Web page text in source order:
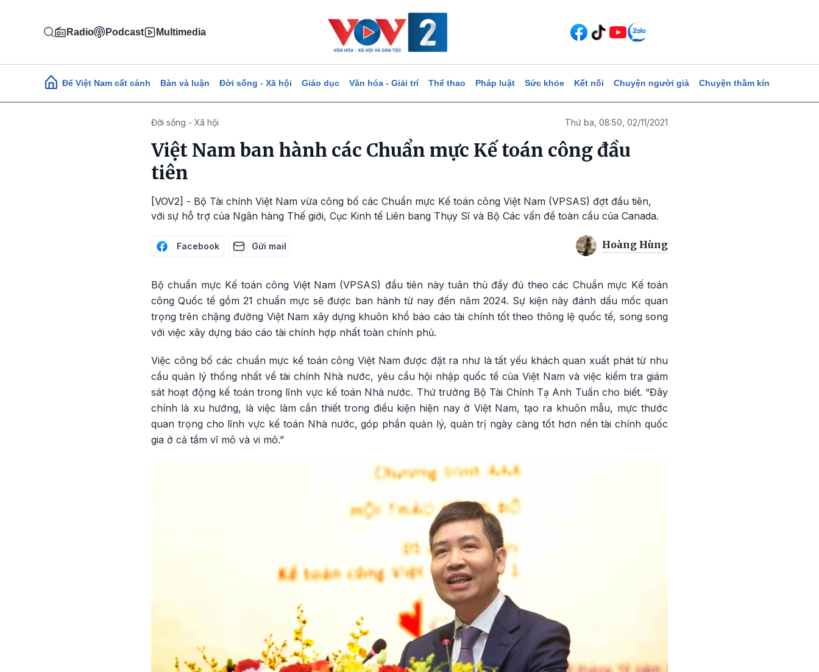
Radio Podcast Multimedia
Main navigation
Để Việt Nam cất cánh Bàn và luận Đời sống - Xã hội Giáo dục Văn hóa - Giải trí Thể thao Pháp luật Sức khỏe Kết nối Chuyện người già Chuyện thầm kín
Đời sống - Xã hội Thứ ba, 08:50, 02/11/2021
Việt Nam ban hành các Chuẩn mực Kế toán công đầu
tiên
[VOV2] - Bộ Tài chính Việt Nam vừa công bố các Chuẩn mực Kế toán công Việt Nam (VPSAS) đợt đầu tiên,
với sự hỗ trợ của Ngân hàng Thế giới, Cục Kinh tế Liên bang Thụy Sĩ và Bộ Các vấn đề toàn cầu của Canada.
Facebook Gửi mail Hoàng Hùng
Bộ chuẩn mực Kế toán công Việt Nam (VPSAS) đầu tiên này tuân thủ đầy đủ theo các Chuẩn mực Kế toán
công Quốc tế gồm 21 chuẩn mực sẽ được ban hành từ nay đến năm 2024. Sự kiện này đánh dấu mốc quan
trọng trên chặng đường Việt Nam xây dựng khuôn khổ báo cáo tài chính tốt theo thông lệ quốc tế, song song
với việc xây dựng báo cáo tài chính hợp nhất toàn chính phủ.
Việc công bố các chuẩn mực kế toán công Việt Nam được đặt ra như là tất yếu khách quan xuất phát từ nhu
cầu quản lý thống nhất về tài chính Nhà nước, yêu cầu hội nhập quốc tế của Việt Nam và việc kiểm tra giám
sát hoạt động kế toán trong lĩnh vực kế toán Nhà nước. Thứ trưởng Bộ Tài Chính Tạ Anh Tuấn cho biết. “Đây
chính là xu hướng, là việc làm cần thiết trong điều kiện hiện nay ở Việt Nam, tạo ra khuôn mẫu, mực thước
quan trọng cho lĩnh vực kế toán Nhà nước, góp phần quản lý, quản trị ngày càng tốt hơn nền tài chính quốc
gia ở cả tầm vĩ mô và vi mô.”